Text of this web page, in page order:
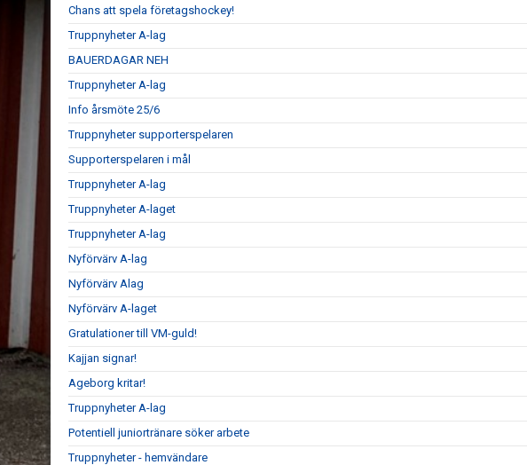
Chans att spela företagshockey!
Truppnyheter A-lag
BAUERDAGAR NEH
Truppnyheter A-lag
Info årsmöte 25/6
Truppnyheter supporterspelaren
Supporterspelaren i mål
Truppnyheter A-lag
Truppnyheter A-laget
Truppnyheter A-lag
Nyförvärv A-lag
Nyförvärv Alag
Nyförvärv A-laget
Gratulationer till VM-guld!
Kajjan signar!
Ageborg kritar!
Truppnyheter A-lag
Potentiell juniortränare söker arbete
Truppnyheter - hemvändare